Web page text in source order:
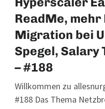
ReadMe, mehr
Migration bei
Spegel, Salary
– #188
Willkommen zu
#188 Das Thema